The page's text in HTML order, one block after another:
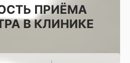
ПРИЁМА
В КЛИНИКЕ